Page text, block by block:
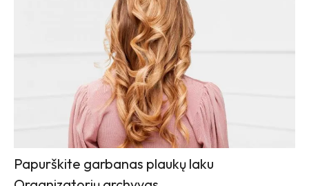
Papurškite garbanas plaukų laku